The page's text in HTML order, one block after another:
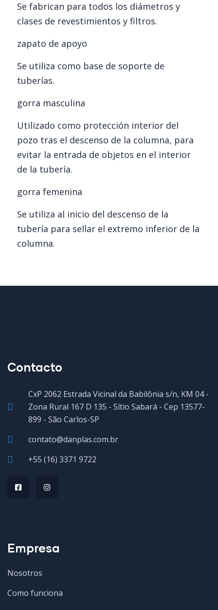
Se fabrican para todos los diámetros y
clases de revestimientos y filtros.
zapato de apoyo
Se utiliza como base de soporte de
tuberías.
gorra masculina
Utilizado como protección interior del
pozo tras el descenso de la columna, para
evitar la entrada de objetos en el interior
de la tubería.
gorra femenina
Se utiliza al inicio del descenso de la
tubería para sellar el extremo inferior de la
columna.
Contacto
CxP 2062 Estrada Vicinal da Babilônia s/n, KM 04 -
Zona Rural 167 D 135 - Sítio Sabará - Cep 13577-
899 - São Carlos-SP
contato@danplas.com.br
+55 (16) 3371 9722
Empresa
Nosotros
Como funciona